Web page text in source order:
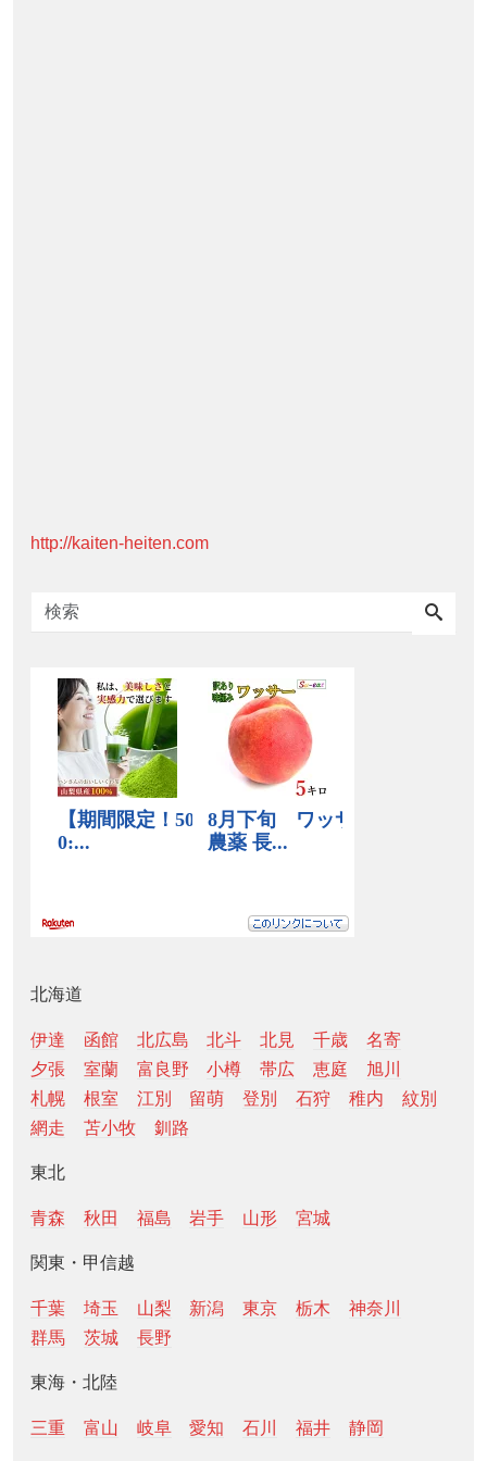
http://kaiten-heiten.com
北海道
伊達 函館 北広島 北斗 北見 千歳
名寄
夕張
室蘭 富良野 小樽 帯広 恵庭
旭川
札幌
根室 江別 留萌 登別 石狩 稚内
紋別
網走
苫小牧 釧路
東北
青森 秋田 福島 岩手 山形 宮城
関東・甲信越
千葉 埼玉 山梨 新潟 東京 栃木
神奈川
群馬
茨城 長野
東海・北陸
三重 富山 岐阜 愛知 石川 福井 静岡